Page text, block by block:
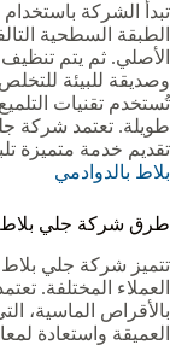
تبدأ الشركة
الطبقة السطحية
الأصلي. ثم يتم
وصديقة للبيئة
تُستخدم تقنيات
طويلة. تعتمد شركة
تقديم خدمة متميزة
بلاط بالدوادمي
طرق شركة جلي بلاط
تتميز شركة جلي
العملاء المختلفة.
بالأقراص الماسية،
العميقة واستعادة